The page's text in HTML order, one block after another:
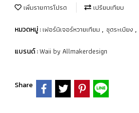
เพิ่มรายการโปรด เปรียบเทียบ
หมวดหมู่ :เฟอร์นิเจอร์หวายเทียม , ชุดระเบียง ,
แบรนด์ :Waii by Allmakerdesign
Share